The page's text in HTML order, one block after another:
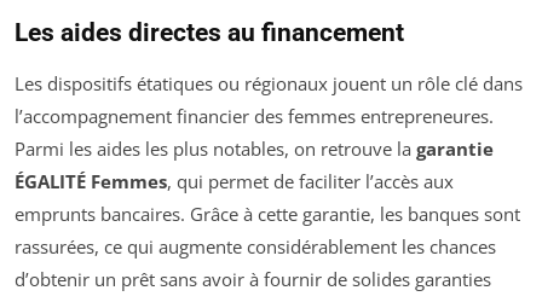
Les aides directes au financement
Les dispositifs étatiques ou régionaux jouent un rôle clé dans
l’accompagnement financier des femmes entrepreneures.
Parmi les aides les plus notables, on retrouve la garantie
ÉGALITÉ Femmes, qui permet de faciliter l’accès aux
emprunts bancaires. Grâce à cette garantie, les banques sont
rassurées, ce qui augmente considérablement les chances
d’obtenir un prêt sans avoir à fournir de solides garanties